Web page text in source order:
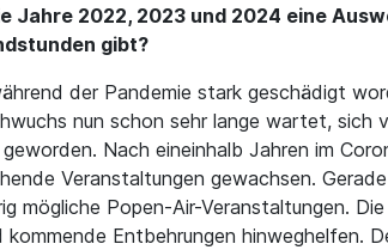
Jahre 2022, 2023 und 2024 eine
gibt?
der Pandemie stark geschädigt
nun schon sehr lange wartet, sich
Nach eineinhalb Jahren im
Veranstaltungen gewachsen.
mögliche Popen-Air-Veranstaltungen.
kommende Entbehrungen hinweghelfen.